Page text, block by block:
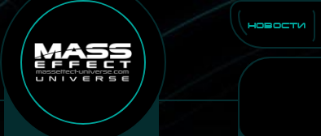
Новости